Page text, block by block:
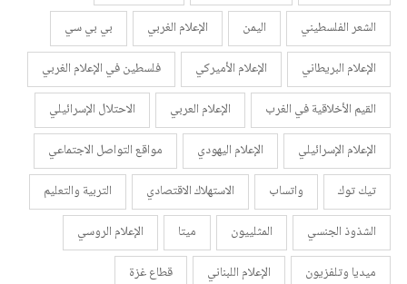
الشعر الفلسطيني
اليمن الإعلام الغربي
بي بي سي
الإعلام البريطاني
الإعلام الأميركي
فلسطين في الإعلام الغربي
القيم الأخلاقية في الغرب
الإعلام العربي
الاحتلال الإسرائيلي
الإعلام الإسرائيلي
الإعلام اليهودي
مواقع التواصل الاجتماعي
تيك توك
واتساب الاستهلاك الاقتصادي
التربية والتعليم
الشذوذ الجنسي
المثلييون ميتا
الإعلام الروسي
ميديا وتلفزيون
الإعلام اللبناني قطاع غزة